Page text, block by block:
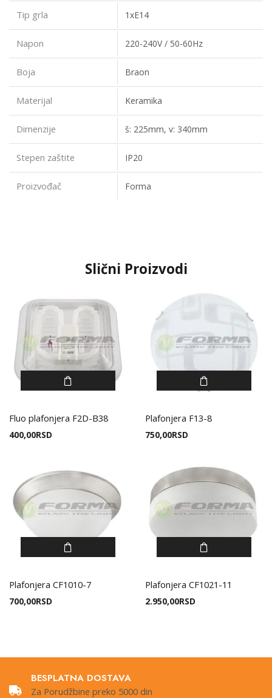
Tip grla 1xE14
Napon 220-240V / 50-60Hz
Boja Braon
Materijal Keramika
Dimenzije š: 225mm, v: 340mm
Stepen zaštite IP20
Proizvođač Forma
Slični Proizvodi
Fluo plafonjera F2D-B38
400,00RSD
Plafonjera F13-8
750,00RSD
Plafonjera CF1010-7
700,00RSD
Plafonjera CF1021-11
2.950,00RSD
BESPLATNA DOSTAVA
Za Porudžbine preko 5000 din